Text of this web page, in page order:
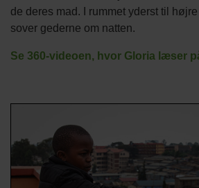
de deres mad. I rummet yderst til
sover gederne om natten.
Se 360-videoen, hvor Gloria læser